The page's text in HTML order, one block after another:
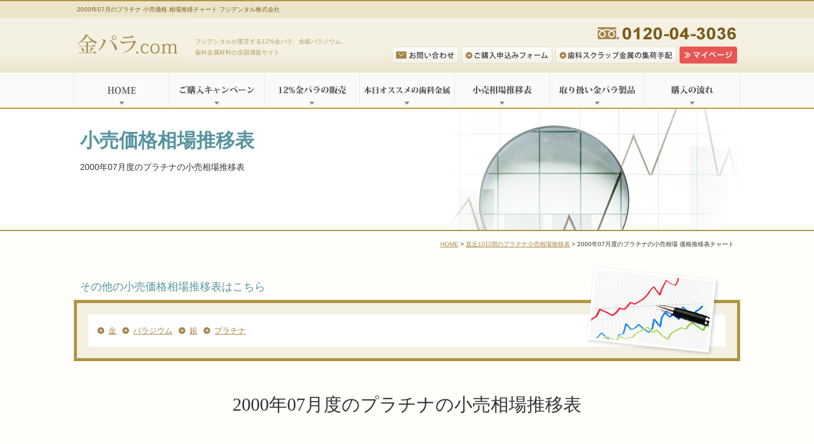
2000年07月のプラチナ 小売価格 相場推移チャート フジデンタル株式会社
フジデンタルが運営する12%金パラ、金銀パラジウム、
歯科金属材料の全国通販サイト
小売価格相場推移表
2000年07月度のプラチナの小売相場推移表
HOME > 直近10日間のプラチナ小売相場推移表 > 2000年07月度のプラチナの小売相場 価格推移表チャート
その他の小売価格相場推移表はこちら
金 パラジウム 銀 プラチナ
2000年07月度のプラチナの小売相場推移表